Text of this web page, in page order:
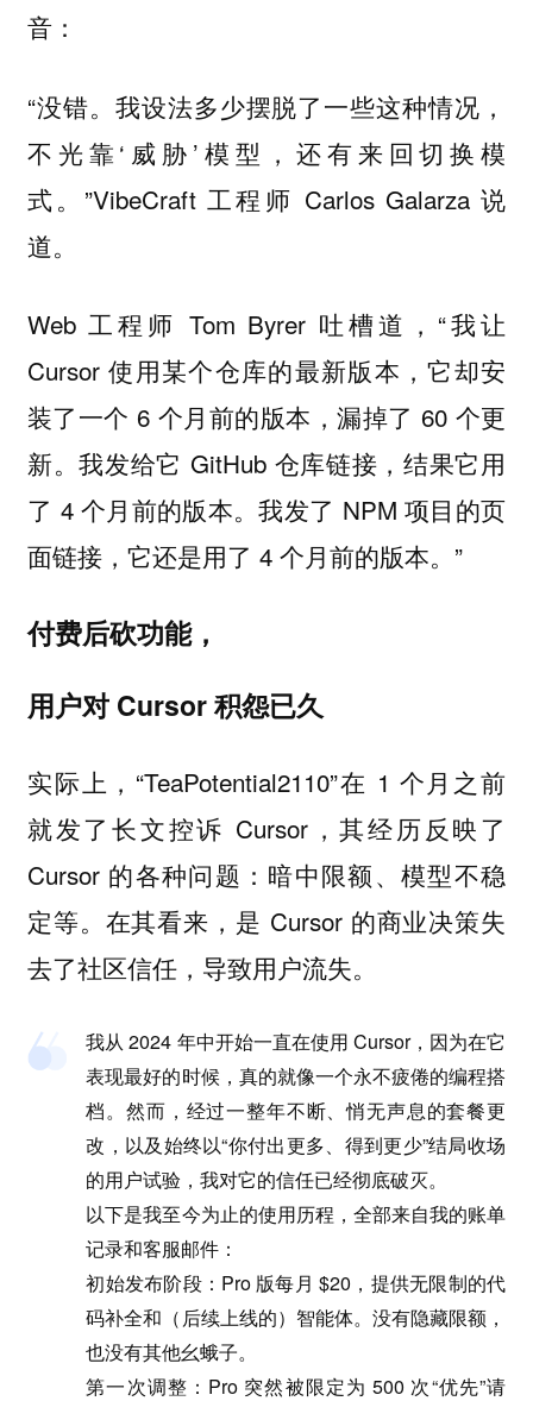
音：
“没错。我设法多少摆脱了一些这种情况，
不光靠‘威胁’模型，还有来回切换模
式。”VibeCraft 工程师 Carlos Galarza 说
道。
Web 工程师 Tom Byrer 吐槽道，“我让
Cursor 使用某个仓库的最新版本，它却安
装了一个 6 个月前的版本，漏掉了 60 个更
新。我发给它 GitHub 仓库链接，结果它用
了 4 个月前的版本。我发了 NPM 项目的页
面链接，它还是用了 4 个月前的版本。”
付费后砍功能，
用户对 Cursor 积怨已久
实际上，“TeaPotential2110”在 1 个月之前
就发了长文控诉 Cursor，其经历反映了
Cursor 的各种问题：暗中限额、模型不稳
定等。在其看来，是 Cursor 的商业决策失
去了社区信任，导致用户流失。
我从 2024 年中开始一直在使用 Cursor，因为在它
表现最好的时候，真的就像一个永不疲倦的编程搭
档。然而，经过一整年不断、悄无声息的套餐更
改，以及始终以“你付出更多、得到更少”结局收场
的用户试验，我对它的信任已经彻底破灭。
以下是我至今为止的使用历程，全部来自我的账单
记录和客服邮件：
初始发布阶段：Pro 版每月 $20，提供无限制的代
码补全和（后续上线的）智能体。没有隐藏限额，
也没有其他幺蛾子。
第一次调整 ：Pro 突然被限定为 500 次“优先”请